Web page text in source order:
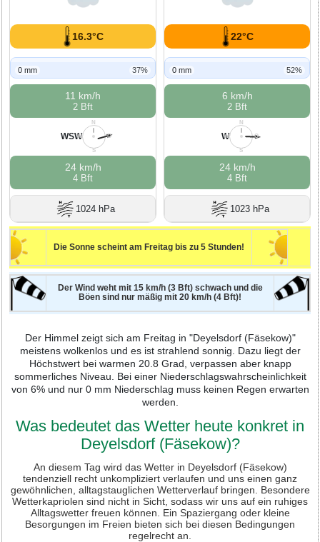
16.3°C
0 mm 37%
11 km/h
2 Bft
N
O
S
W
WSW
24 km/h
4 Bft
1024 hPa
22°C
0 mm 52%
6 km/h
2 Bft
N
O
S
W
W
24 km/h
4 Bft
1023 hPa
Die Sonne scheint am Freitag bis zu 5 Stunden!
Der Wind weht mit 15 km/h (3 Bft) schwach und die
Böen sind nur mäßig mit 20 km/h (4 Bft)!
Der Himmel zeigt sich am Freitag in "Deyelsdorf (Fäsekow)"
meistens wolkenlos und es ist strahlend sonnig. Dazu liegt der
Höchstwert bei warmen 20.8 Grad, verpassen aber knapp
sommerliches Niveau. Bei einer Niederschlagswahrscheinlichkeit
von 6% und nur 0 mm Niederschlag muss keinen Regen erwarten
werden.
Was bedeutet das Wetter heute konkret in
Deyelsdorf (Fäsekow)?
An diesem Tag wird das Wetter in Deyelsdorf (Fäsekow)
tendenziell recht unkompliziert verlaufen und uns einen ganz
gewöhnlichen, alltagstauglichen Wetterverlauf bringen. Besondere
Wetterkapriolen sind nicht in Sicht, sodass wir uns auf ein ruhiges
Alltagswetter freuen können. Ein Spaziergang oder kleine
Besorgungen im Freien bieten sich bei diesen Bedingungen
regelrecht an.